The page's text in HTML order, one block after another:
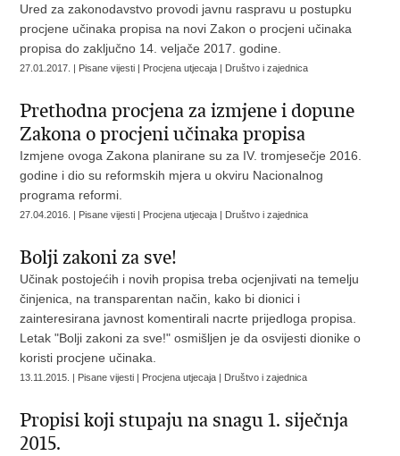
Ured za zakonodavstvo provodi javnu raspravu u postupku
procjene učinaka propisa na novi Zakon o procjeni učinaka
propisa do zaključno 14. veljače 2017. godine.
27.01.2017. | Pisane vijesti | Procjena utjecaja | Društvo i zajednica
Prethodna procjena za izmjene i dopune
Zakona o procjeni učinaka propisa
Izmjene ovoga Zakona planirane su za IV. tromjesečje 2016.
godine i dio su reformskih mjera u okviru Nacionalnog
programa reformi.
27.04.2016. | Pisane vijesti | Procjena utjecaja | Društvo i zajednica
Bolji zakoni za sve!
Učinak postojećih i novih propisa treba ocjenjivati na temelju
činjenica, na transparentan način, kako bi dionici i
zainteresirana javnost komentirali nacrte prijedloga propisa.
Letak "Bolji zakoni za sve!" osmišljen je da osvijesti dionike o
koristi procjene učinaka.
13.11.2015. | Pisane vijesti | Procjena utjecaja | Društvo i zajednica
Propisi koji stupaju na snagu 1. siječnja
2015.